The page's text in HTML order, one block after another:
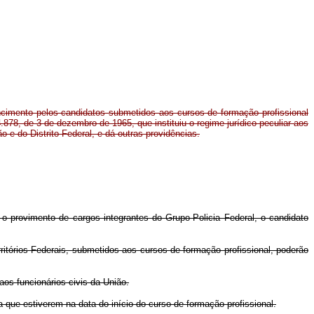
pelos candidatos submetidos aos cursos de formação profissional
de 3 de dezembro de 1965, que instituiu o regime jurídico peculiar aos
e do Distrito Federal, e dá outras providências.
provimento de cargos integrantes do Grupo-Policia Federal, o candidato
Federais, submetidos aos cursos de formação profissional, poderão
funcionários civis da União.
estiverem na data do início do curso de formação profissional.